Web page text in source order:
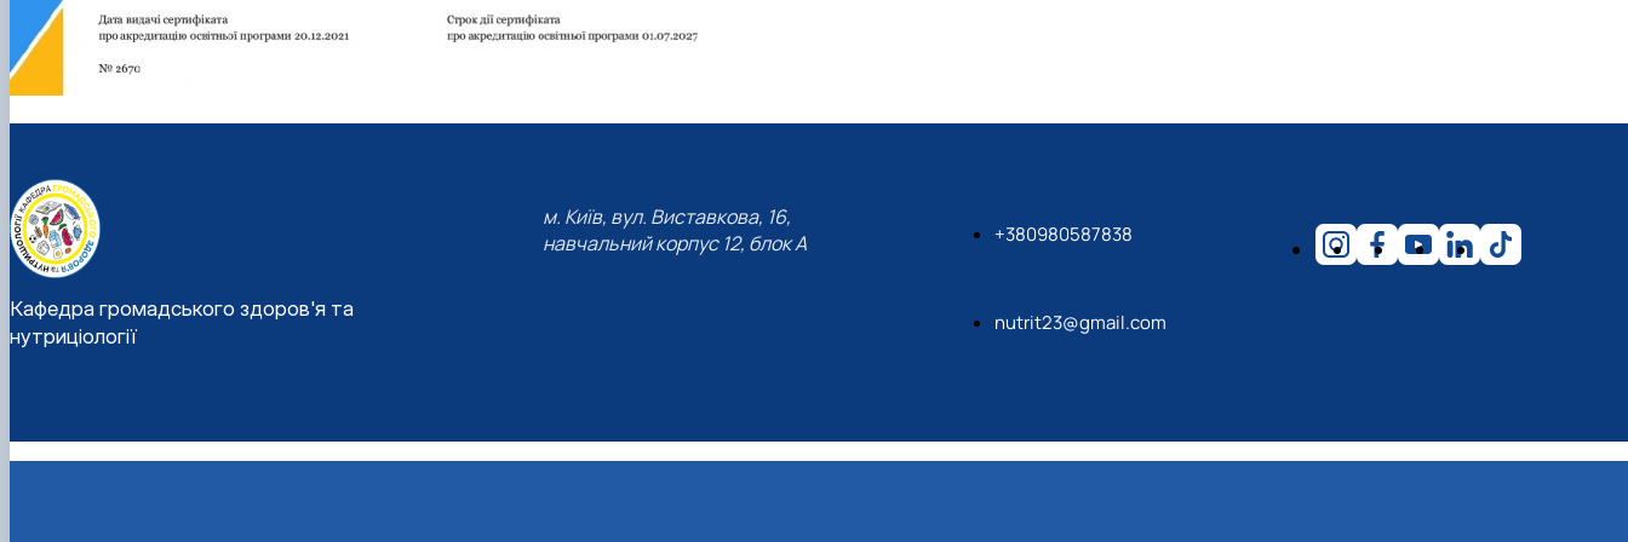
Кафедра громадського здоров'я та
нутриціології
м. Київ, вул. Виставкова, 16,
навчальний корпус 12, блок А
+380980587838
nutrit23@gmail.com